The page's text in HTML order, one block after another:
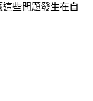
這些問題發生在自